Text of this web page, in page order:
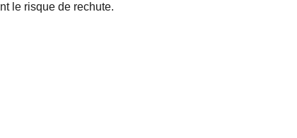
le risque de rechute.